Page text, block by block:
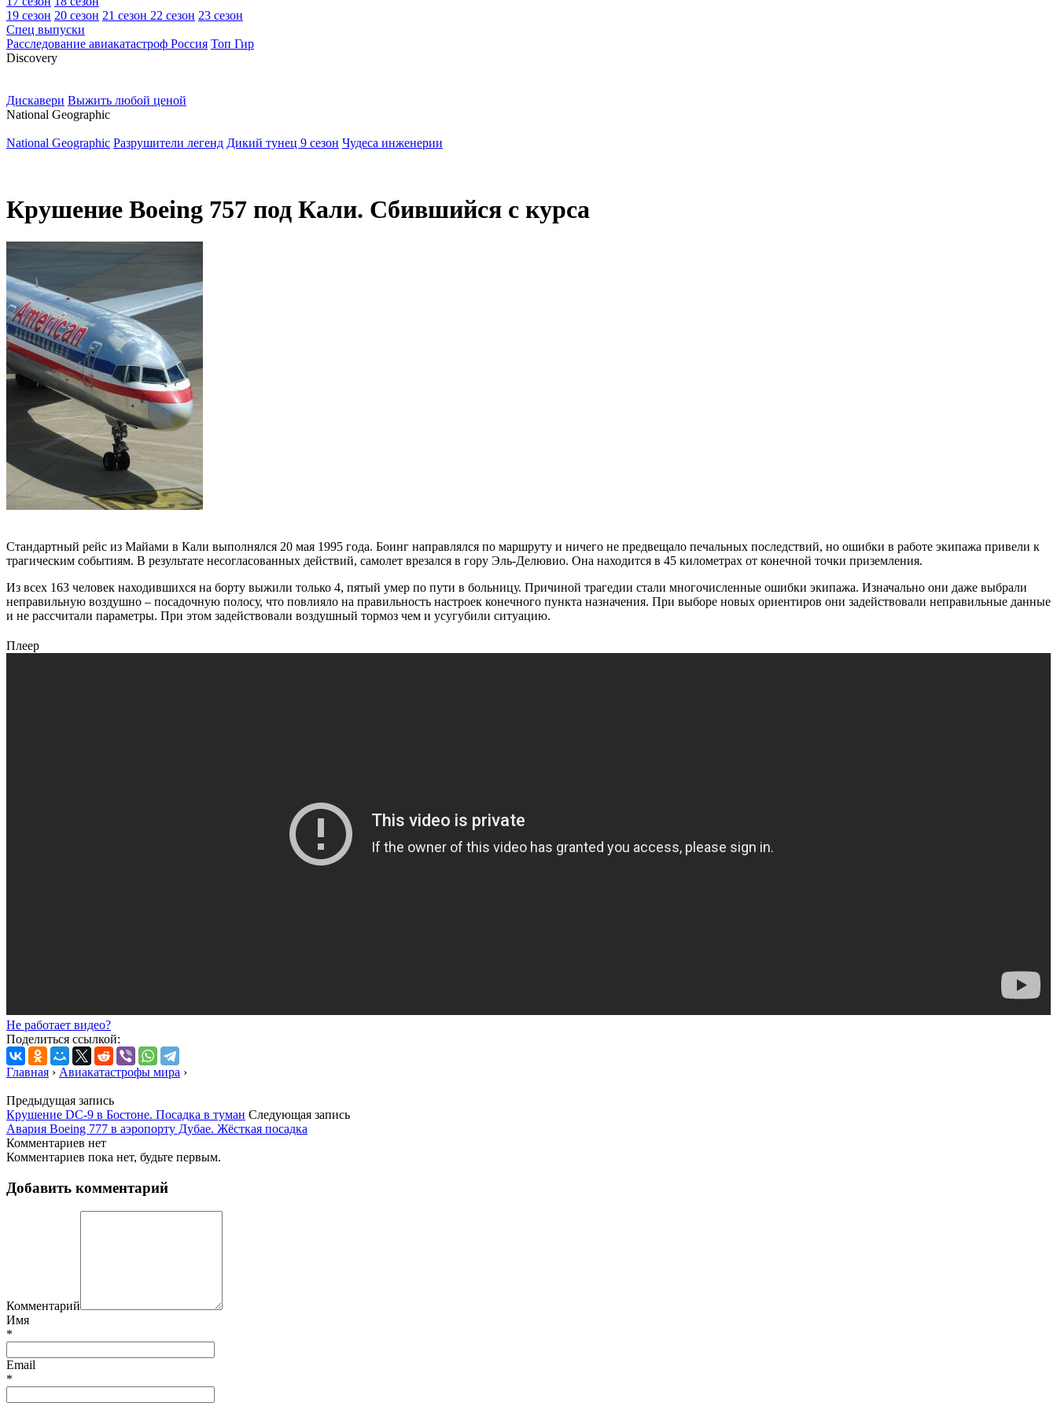
19 сезон 20 сезон 21 сезон 22 сезон 23 сезон
Спец выпуски
Расследование авиакатастроф Россия Топ Гир
Discovery
Дискавери Выжить любой ценой
National Geographic
National Geographic Разрушители легенд Дикий тунец 9 сезон Чудеса инженерии
Крушение Boeing 757 под Кали. Сбившийся с курса
Стандартный рейс из Майами в Кали выполнялся 20 мая 1995 года. Боинг направлялся по маршруту и ничего не предвещало печальных последствий, но ошибки в работе экипажа привели к
трагическим событиям. В результате несогласованных действий, самолет врезался в гору Эль-Делювио. Она находится в 45 километрах от конечной точки приземления.
Из всех 163 человек находившихся на борту выжили только 4, пятый умер по пути в больницу. Причиной трагедии стали многочисленные ошибки экипажа. Изначально они даже выбрали
неправильную воздушно – посадочную полосу, что повлияло на правильность настроек конечного пункта назначения. При выборе новых ориентиров они задействовали неправильные данные
и не рассчитали параметры. При этом задействовали воздушный тормоз чем и усугубили ситуацию.
Плеер
Не работает видео?
Поделиться ссылкой:
Главная › Авиакатастрофы мира ›
Предыдущая запись
Крушение DC-9 в Бостоне. Посадка в туман Следующая запись
Авария Boeing 777 в аэропорту Дубае. Жёсткая посадка
Комментариев нет
Комментариев пока нет, будьте первым.
Добавить комментарий
Комментарий
Имя
*
Email
*